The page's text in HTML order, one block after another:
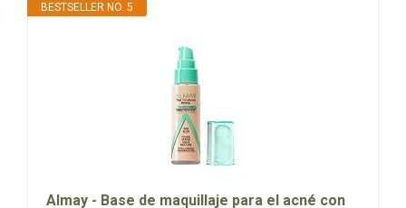
BESTSELLER NO. 5
Almay - Base de maquillaje para el acné con